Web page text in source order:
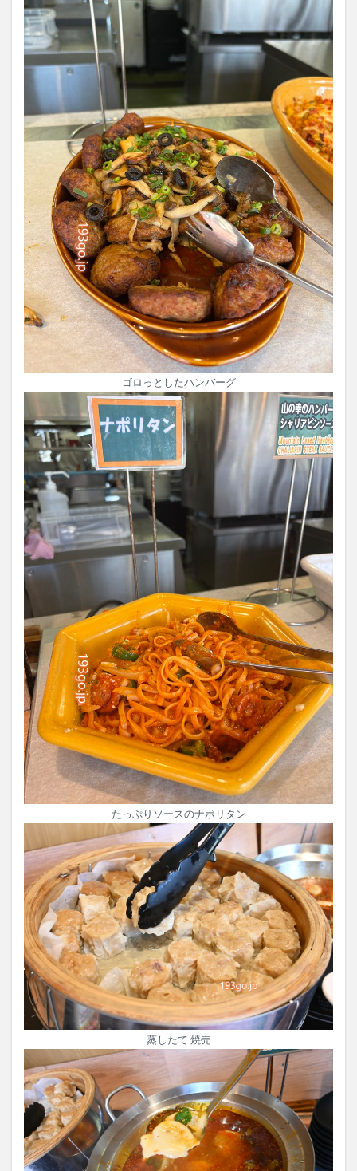
ゴロっとしたハンバーグ
たっぷりソースのナポリタン
蒸したて 焼売